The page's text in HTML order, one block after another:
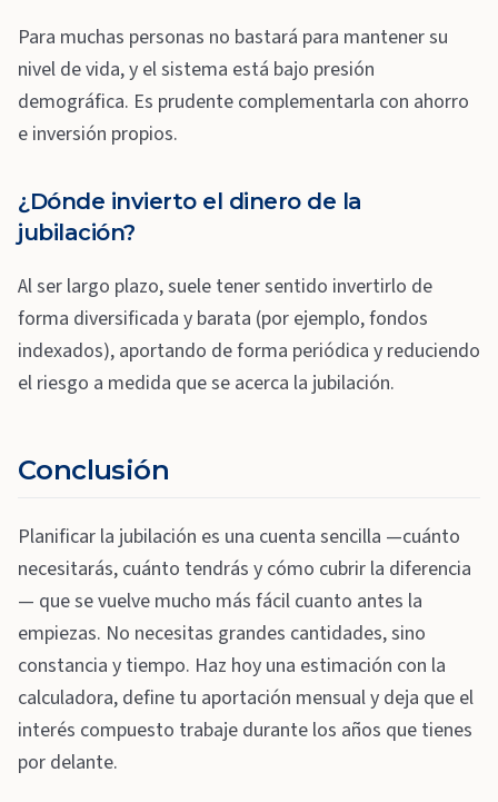
Para muchas personas no bastará para mantener su
nivel de vida, y el sistema está bajo presión
demográfica. Es prudente complementarla con ahorro
e inversión propios.
¿Dónde invierto el dinero de la
jubilación?
Al ser largo plazo, suele tener sentido invertirlo de
forma diversificada y barata (por ejemplo, fondos
indexados), aportando de forma periódica y reduciendo
el riesgo a medida que se acerca la jubilación.
Conclusión
Planificar la jubilación es una cuenta sencilla —cuánto
necesitarás, cuánto tendrás y cómo cubrir la diferencia
— que se vuelve mucho más fácil cuanto antes la
empiezas. No necesitas grandes cantidades, sino
constancia y tiempo. Haz hoy una estimación con la
calculadora, define tu aportación mensual y deja que el
interés compuesto trabaje durante los años que tienes
por delante.